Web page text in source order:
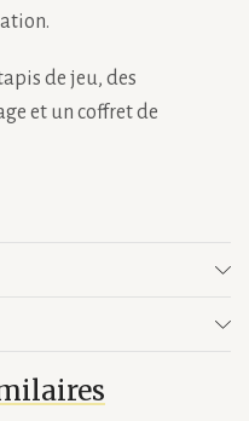
de jeu, des
et un coffret de